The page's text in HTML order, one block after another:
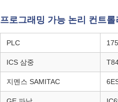
프로그래밍 가능 논리 컨트
PLC
ICS 삼중
지멘스 SAMITAC